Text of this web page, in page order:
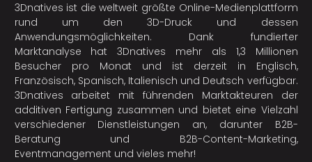
3Dnatives ist die weltweit größte Online-Medienplattform
rund um den 3D-Druck und dessen
Anwendungsmöglichkeiten. Dank fundierter
Marktanalyse hat 3Dnatives mehr als 1,3 Millionen
Besucher pro Monat und ist derzeit in Englisch,
Französisch, Spanisch, Italienisch und Deutsch verfügbar.
3Dnatives arbeitet mit führenden Marktakteuren der
additiven Fertigung zusammen und bietet eine Vielzahl
verschiedener Dienstleistungen an, darunter B2B-
Beratung und B2B-Content-Marketing,
Eventmanagement und vieles mehr!